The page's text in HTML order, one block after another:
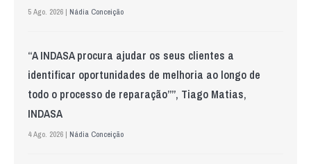
5 Ago. 2026 | Nádia Conceição
“A INDASA procura ajudar os seus clientes a
identificar oportunidades de melhoria ao longo de
todo o processo de reparação””, Tiago Matias,
INDASA
4 Ago. 2026 | Nádia Conceição